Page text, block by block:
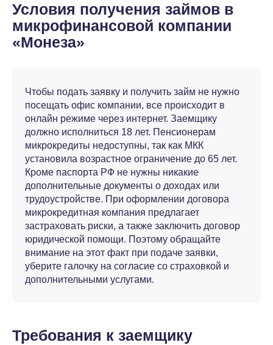
Условия получения займов в
микрофинансовой компании
«Монеза»
Чтобы подать заявку и получить займ не нужно
посещать офис компании, все происходит в
онлайн режиме через интернет. Заемщику
должно исполниться 18 лет. Пенсионерам
микрокредиты недоступны, так как МКК
установила возрастное ограничение до 65 лет.
Кроме паспорта РФ не нужны никакие
дополнительные документы о доходах или
трудоустройстве. При оформлении договора
микрокредитная компания предлагает
застраховать риски, а также заключить договор
юридической помощи. Поэтому обращайте
внимание на этот факт при подаче заявки,
уберите галочку на согласие со страховкой и
дополнительными услугами.
Требования к заемщику